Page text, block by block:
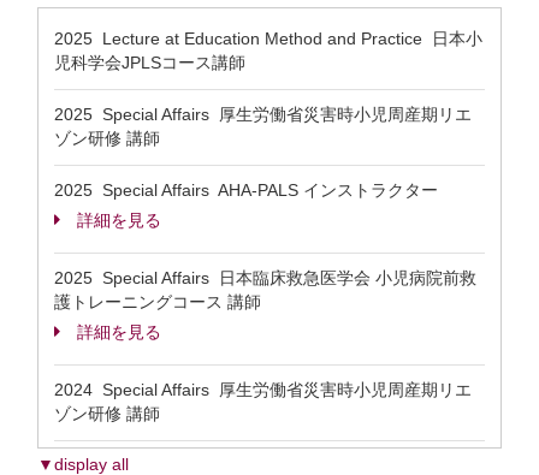
2025 Lecture at Education Method and Practice 日本小
児科学会JPLSコース講師
2025 Special Affairs 厚生労働省災害時小児周産期リエ
ゾン研修 講師
2025 Special Affairs AHA-PALS インストラクター
詳細を見る
2025 Special Affairs 日本臨床救急医学会 小児病院前救
護トレーニングコース 講師
詳細を見る
2024 Special Affairs 厚生労働省災害時小児周産期リエ
ゾン研修 講師
▼display all